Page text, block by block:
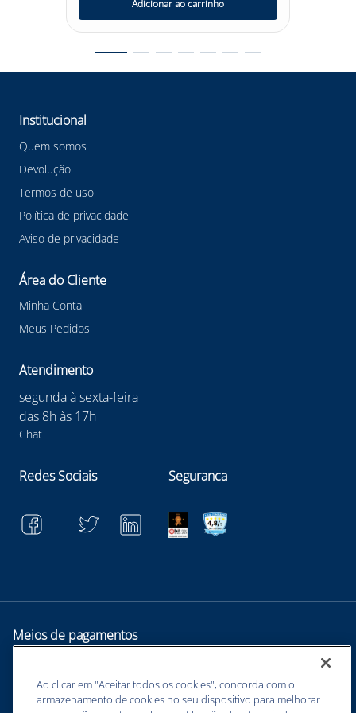
Adicionar ao carrinho
Institucional
Quem somos
Devolução
Termos de uso
Política de privacidade
Aviso de privacidade
Área do Cliente
Minha Conta
Meus Pedidos
Atendimento
segunda à sexta-feira
das 8h às 17h
Chat
Redes Sociais Seguranca
Meios de pagamentos
Ao clicar em "Aceitar todos os cookies", concorda com o
armazenamento de cookies no seu dispositivo para melhorar